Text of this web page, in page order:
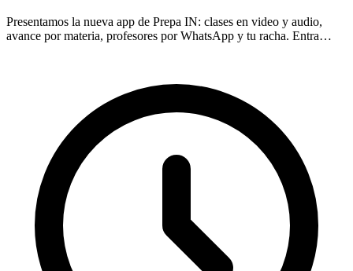
Presentamos la nueva app de Prepa IN: clases en video y audio,
avance por materia, profesores por WhatsApp y tu racha. Entra